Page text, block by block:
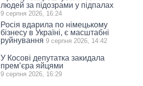
людей за підозрами у підпалах
9 серпня 2026, 16:24
Росія вдарила по німецькому
бізнесу в Україні, є масштабні
руйнування 9 серпня 2026, 14:42
У Косові депутатка закидала
прем’єра яйцями
9 серпня 2026, 16:29